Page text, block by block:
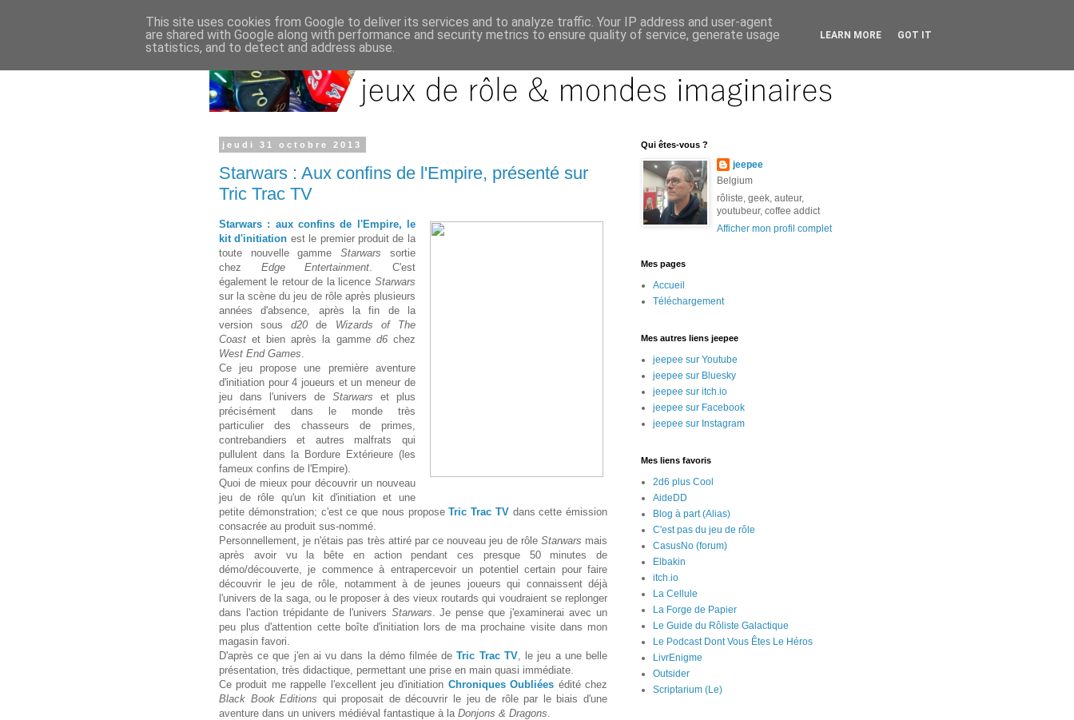
jeudi 31 octobre 2013
Starwars : Aux confins de l'Empire, présenté sur
Tric Trac TV
Starwars : aux confins de l'Empire, le
kit d'initiation est le premier produit de la
toute nouvelle gammeStarwars sortie
chez Edge Entertainment . C'est
également le retour de la licence Starwars
sur la scène du jeu de rôle après plusieurs
années d'absence, après la fin de la
version sousd20de Wizards of The
Coast et bien après la gamme d6 chez
West End Games
Ce jeu propose une première aventure
d'initiation pour 4 joueurs et un meneur de
jeu dans l'univers de Starwars et plus
précisément dans le monde très
particulier des chasseurs de primes,
contrebandiers et autres malfrats qui
pullulent dans la Bordure Extérieure (les
fameux confins de l'Empire).
Quoi de mieux pour découvrir un nouveau
jeu de rôle qu'un kit d'initiation et une
petite démonstration; c'est ce que nous proposeTric Trac TVdans cette émission
consacrée au produit sus-nommé.
Personnellement, je n'étais pas très attiré par ce nouveau jeu de rôle Starwars mais
après avoir vu la bête en action pendant ces presque 50 minutes de
démo/découverte, je commence à entrapercevoir un potentiel certain pour faire
découvrir le jeu de rôle, notamment à de jeunes joueurs qui connaissent déjà
l'univers de la saga, ou le proposer à des vieux routards qui voudraient se replonger
dans l'action trépidante de l'univers Starwars . Je pense que j'examinerai avec un
peu plus d'attention cette boîte d'initiation lors de ma prochaine visite dans mon
magasin favori.
D'après ce que j'en ai vu dans la démo filmée deTric Trac TV, le jeu a une belle
présentation, très didactique, permettant une prise en main quasi immédiate.
Ce produit me rappelle l'excellent jeu d'initiation Chroniques Oubliées édité chez
Black Book Editions qui proposait de découvrir le jeu de rôle par le biais d'une
aventure dans un univers médiéval fantastique à la Donjons & Dragons
Qui êtes-vous ?
jeepee
Belgium
rôliste, geek, auteur,
youtubeur, coffee addict
Afficher mon profil complet
Mes pages
Accueil
Téléchargement
Mes autres liens jeepee
jeepee sur Youtube
jeepee sur Bluesky
jeepee sur itch.io
jeepee sur Facebook
jeepee sur Instagram
Mes liens favoris
2d6 plus Cool
AideDD
Blog à part (Alias)
C'est pas du jeu de rôle
CasusNo (forum)
Elbakin
itch.io
La Cellule
La Forge de Papier
Le Guide du Rôliste Galactique
Le Podcast Dont Vous Êtes Le Héros
LivrEnigme
Outsider
Scriptarium (Le)
This site uses cookies from Google to deliver its services and to analyze traffic. Your IP address and user-agent
are shared with Google along with performance and security metrics to ensure quality of service, generate usage
statistics, and to detect and address abuse.
LEARN MORE GOT IT